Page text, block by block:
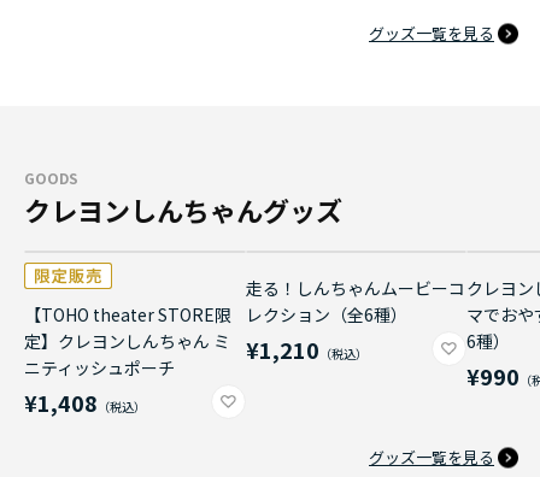
グッズ一覧を見る
GOODS
クレヨンしんちゃんグッズ
【TOHO theater STORE限
定】クレヨンしんちゃん ミ
ニティッシュポーチ
¥1,408
走る！しんちゃんムービーコ
レクション（全6種）
¥1,210
クレヨ
マでお
6種）
¥990
グッズ一覧を見る